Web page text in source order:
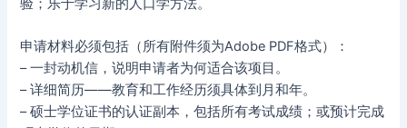
验；乐于学习新的人口学方法。
申请材料必须包括（所有附件须为Adobe PDF格式）：
– 一封动机信，说明申请者为何适合该项目。
– 详细简历——教育和工作经历须具体到月和年。
– 硕士学位证书的认证副本，包括所有考试成绩；或预计完成